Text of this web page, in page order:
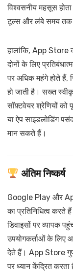
विश्वसनीय महसूस
टूल्स और लंबे समय तक
हालांकि, App Store
दोनों के लिए
पर अधिक महंगे होते
हो जाती है। सख्त
सॉफ़्टवेयर श्रेणियों को
या ऐप साइडलोडिंग
मान सकते हैं।
अंतिम निष्कर्ष
Google Play और
का प्रतिनिधित्व
डिवाइसों पर व्यापक
उपयोगकर्ताओं के लिए
देते हैं। App Store
पर ध्यान केंद्रित